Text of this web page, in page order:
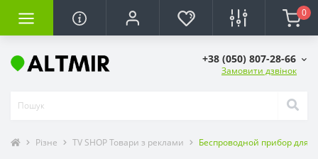
0
+38 (050) 807-28-66
Замовити дзвінок
Різне TV SHOP Товари з реклами Беспроводной прибор для